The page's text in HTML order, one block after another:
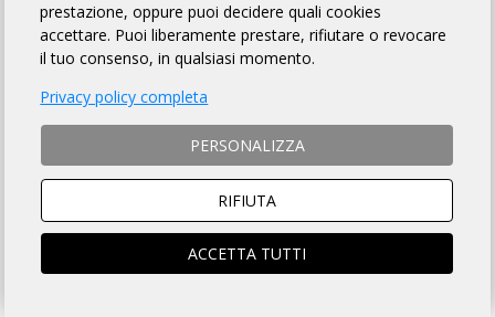
REGOLAMENTO
Dirty Bike Castelvetrano organizza per il giorno 25/05/2025 la
Randonnée "II Randonnèe Efebo di Selinunte" avente Km 290 di
lunghezza, per l'acquisizione del relativo brevetto, la cui
DESCRIZIONE che è fatto OBBLIGO a ciascun partecipante
, si trova sulla pagina web a
Art. 2 NATURA DELLA MANIFESTAZIONE
prestazione, oppure puoi decidere quali cookies
accettare. Puoi liberamente prestare, rifiutare o revocare
il tuo consenso, in qualsiasi momento.
Privacy policy completa
PERSONALIZZA
RIFIUTA
ACCETTA TUTTI